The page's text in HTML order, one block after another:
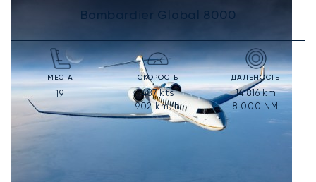
Bombardier Global 8000
МЕСТА
19
СКОРОСТЬ
487kts
902 km/h
ДАЛЬНОСТЬ
14 816km
8 000 NM